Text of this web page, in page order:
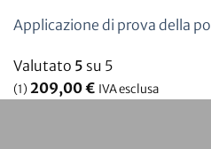
Applicazione di prova della
Valutato 5 su 5
(1) 209,00€ IVA esclusa